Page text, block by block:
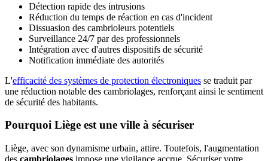
Détection rapide des intrusions
Réduction du temps de réaction en cas d'incident
Dissuasion des cambrioleurs potentiels
Surveillance 24/7 par des professionnels
Intégration avec d'autres dispositifs de sécurité
Notification immédiate des autorités
L'efficacité des systèmes de protection électroniques se traduit par
une réduction notable des cambriolages, renforçant ainsi le sentiment
de sécurité des habitants.
Pourquoi Liège est une ville à sécuriser
Liège, avec son dynamisme urbain, attire. Toutefois, l'augmentation
des cambriolages impose une vigilance accrue. Sécuriser votre